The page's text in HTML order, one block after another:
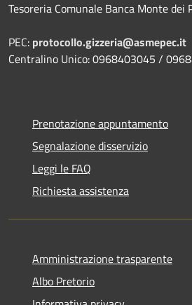
Tesoreria Comunale Banca Monte dei
PEC: protocollo.gizzeria@asmepec.it
Centralino Unico: 0968403045 /
Prenotazione appuntamento
Segnalazione disservizio
Leggi le FAQ
Richiesta assistenza
Amministrazione trasparente
Albo Pretorio